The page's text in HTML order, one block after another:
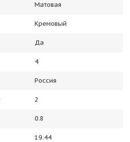
Матовая
Кремовый
Да
4
Россия
2
0.8
19.44